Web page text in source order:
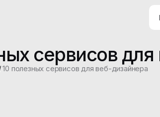
сервисов
10 полезных сервисов для веб-дизайнера